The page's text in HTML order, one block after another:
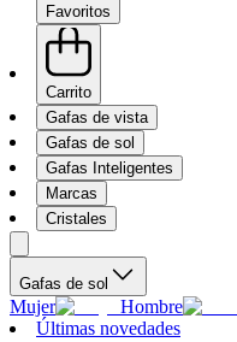
Favoritos
Carrito
Gafas de vista
Gafas de sol
Gafas Inteligentes
Marcas
Cristales
Gafas de sol
Mujer Hombre
Últimas novedades